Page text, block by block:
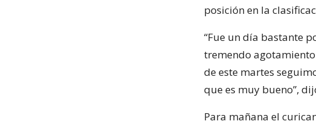
posición en la
“Fue un día bastante
tremendo agotamiento
de este martes
que es muy bueno”,
Para mañana el